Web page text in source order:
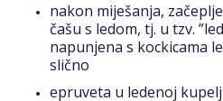
nakon miješanja,
čašu s ledom, tj. u tzv.
napunjena s kockicama
slično
epruveta u ledenoj